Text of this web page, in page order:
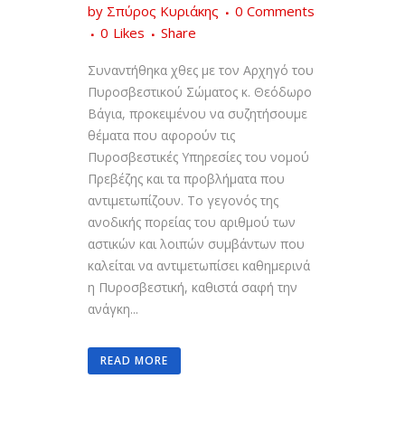
by Σπύρος Κυριάκης
0 Comments
0 Likes Share
Συναντήθηκα χθες με τον Αρχηγό του
Πυροσβεστικού Σώματος κ. Θεόδωρο
Βάγια, προκειμένου να συζητήσουμε
θέματα που αφορούν τις
Πυροσβεστικές Υπηρεσίες του νομού
Πρεβέζης και τα προβλήματα που
αντιμετωπίζουν. Το γεγονός της
ανοδικής πορείας του αριθμού των
αστικών και λοιπών συμβάντων που
καλείται να αντιμετωπίσει καθημερινά
η Πυροσβεστική, καθιστά σαφή την
ανάγκη...
READ MORE